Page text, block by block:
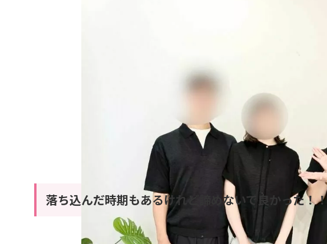
落ち込んだ時期もあるけれど諦めないで良かった！！